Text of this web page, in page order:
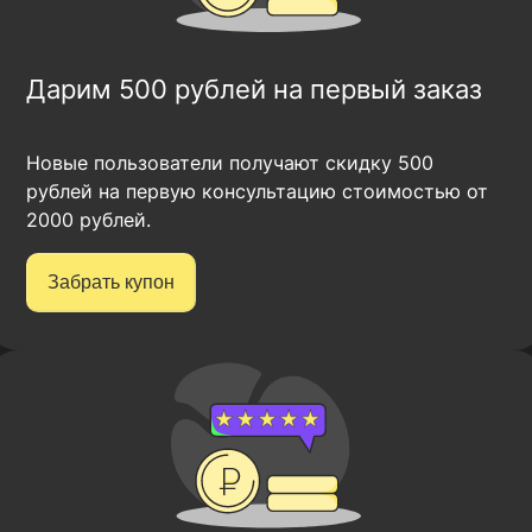
Дарим 500 рублей на первый заказ
Новые пользователи получают скидку 500
рублей на первую консультацию стоимостью от
2000 рублей.
Забрать купон